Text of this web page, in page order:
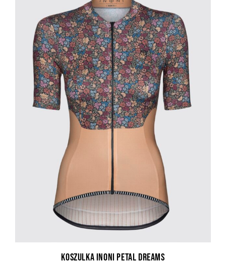
Koszulka Inoni Petal Dreams